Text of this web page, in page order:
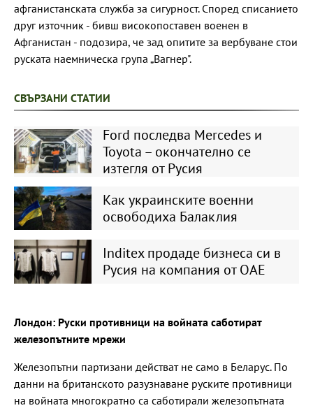
афганистанската служба за сигурност. Според списанието
друг източник - бивш високопоставен военен в
Афганистан - подозира, че зад опитите за вербуване стои
руската наемническа група „Вагнер".
СВЪРЗАНИ СТАТИИ
Ford последва Mercedes и
Toyota – окончателно се
изтегля от Русия
Как украинските военни
освободиха Балаклия
Inditex продаде бизнеса си в
Русия на компания от ОАЕ
Лондон: Руски противници на войната саботират
железопътните мрежи
Железопътни партизани действат не само в Беларус. По
данни на британското разузнаване руските противници
на войната многократно са саботирали железопътната